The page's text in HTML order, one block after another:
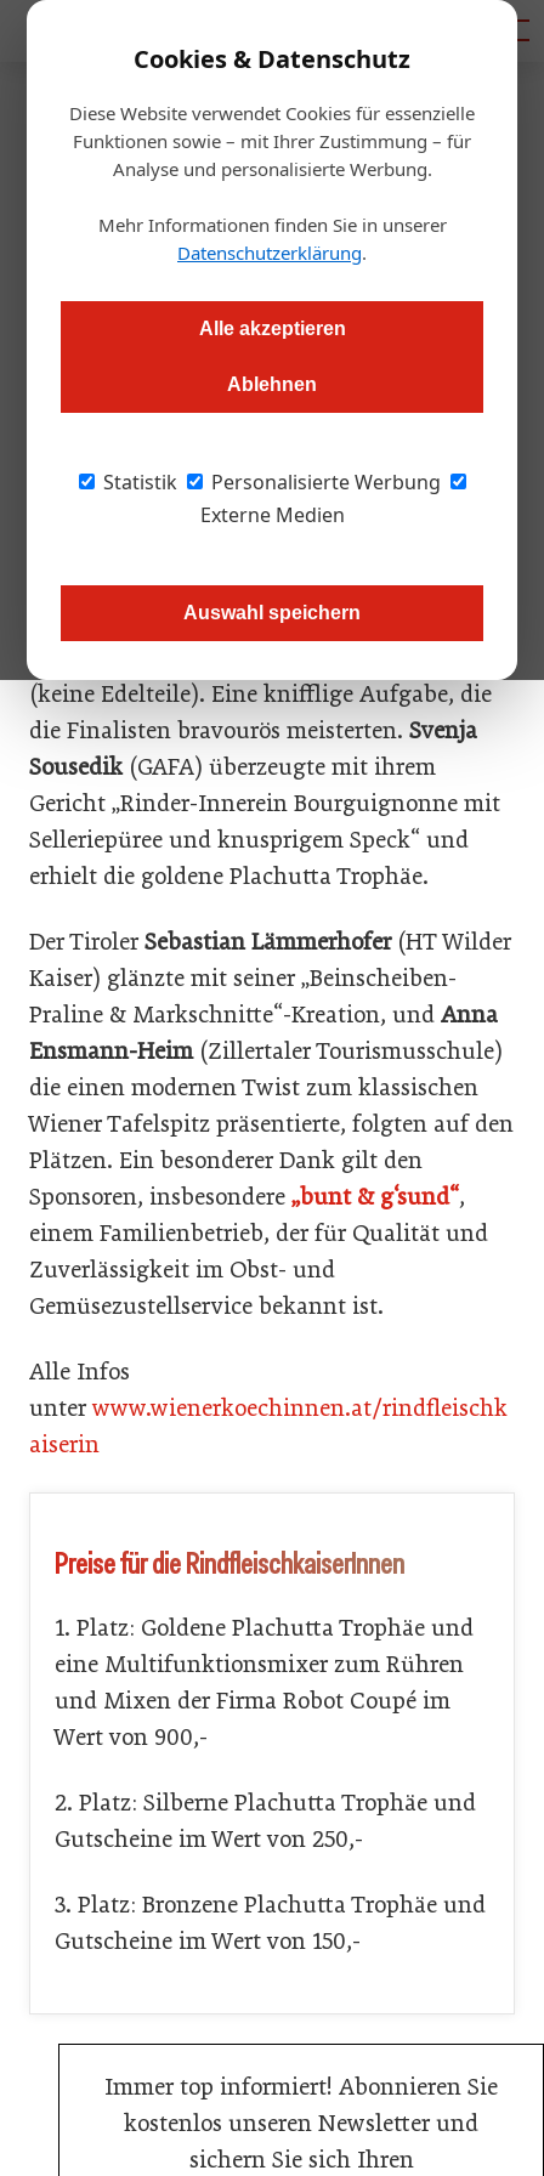
Cookies & Datenschutz
Diese Website verwendet Cookies für essenzielle
Funktionen sowie – mit Ihrer Zustimmung – für
Analyse und personalisierte Werbung.
Mehr Informationen finden Sie in unserer
Datenschutzerklärung.
Alle akzeptieren
Ablehnen
Statistik
Personalisierte Werbung
Externe Medien
Auswahl speichern
Startseite/Wissen & Lernen
Wettbewerb
Das war der Rindfleischkaiser
2024
Junge Kochtalente zeigten auch heuer wieder ihr Können in
Die Aufgabe war anspruchsvoll: eine
mit einem Wareneinsatz von maximal 10 Euro
pro Portion, ausschließlich unter Verwendung
(keine Edelteile). Eine knifflige Aufgabe, die
die Finalisten bravourös meisterten. Svenja
Sousedik(GAFA) überzeugte mit ihrem
Gericht „Rinder-Innerein Bourguignonne mit
Selleriepüree und knusprigem Speck“ und
erhielt die goldene Plachutta Trophäe.
Der Tiroler Sebastian Lämmerhofer (HT Wilder
Kaiser) glänzte mit seiner „Beinscheiben-
Praline & Markschnitte“-Kreation, und Anna
Ensmann-Heim(Zillertaler Tourismusschule)
die einen modernen Twist zum klassischen
Wiener Tafelspitz präsentierte, folgten auf den
Plätzen. Ein besonderer Dank gilt den
Sponsoren, insbesondere „bunt & g‘sund“,
einem Familienbetrieb, der für Qualität und
Zuverlässigkeit im Obst- und
Gemüsezustellservice bekannt ist.
Alle Infos
unterwww.wienerkoechinnen.at/rindfleischk
aiserin
Preise für die RindfleischkaiserInnen
1. Platz: Goldene Plachutta Trophäe und
eine Multifunktionsmixer zum Rühren
und Mixen der Firma Robot Coupé im
Wert von 900,-
2. Platz: Silberne Plachutta Trophäe und
Gutscheine im Wert von 250,-
3. Platz: Bronzene Plachutta Trophäe und
Gutscheine im Wert von 150,-
Immer top informiert! Abonnieren Sie
kostenlos unseren Newsletter und
sichern Sie sich Ihren